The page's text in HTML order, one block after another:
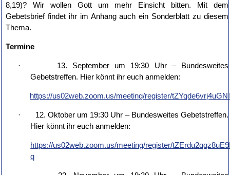
8,19)? Wir wollen Gott um mehr Einsicht bitten. Mit dem
Gebetsbrief findet ihr im Anhang auch ein Sonderblatt zu diesem
Thema.
Termine
· 13. September um 19:30 Uhr – Bundesweites
Gebetstreffen. Hier könnt ihr euch anmelden:
https://us02web.zoom.us/meeting/register/
· 12. Oktober um 19:30 Uhr – Bundesweites Gebetstreffen.
Hier könnt ihr euch anmelden:
https://us02web.zoom.us/meeting/register/
q